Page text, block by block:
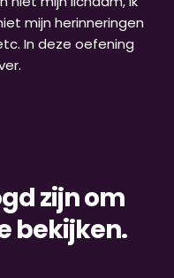
mijn herinneringen
In deze oefening
zijn om
bekijken.